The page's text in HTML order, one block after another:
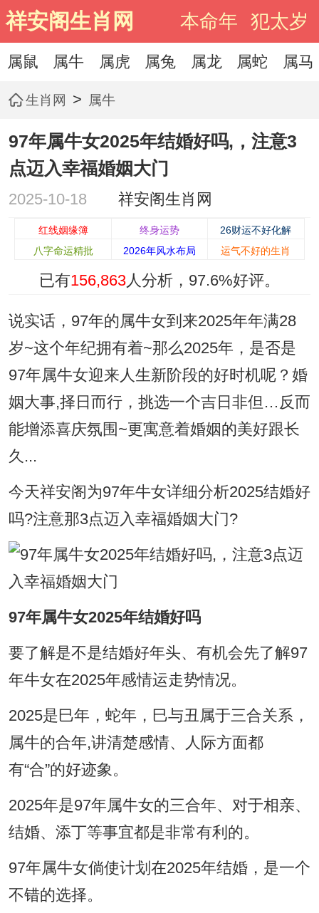
祥安阁生肖网 本命年 犯太岁
属鼠 属牛 属虎 属兔 属龙 属蛇 属马
生肖网 > 属牛
97年属牛女2025年结婚好吗,，注意3
点迈入幸福婚姻大门
2025-10-18 祥安阁生肖网
红线姻缘簿 终身运势
26财运不好化解
八字命运精批
2026年风水布局 运气不好的生肖
已有156,863人分析， 97.6%好评。
说实话，97年的属牛女到来2025年年满28
岁~这个年纪拥有着~那么2025年，是否是
97年属牛女迎来人生新阶段的好时机呢？婚
姻大事,择日而行，挑选一个吉日非但…反而
能增添喜庆氛围~更寓意着婚姻的美好跟长
久...
今天祥安阁为97年牛女详细分析2025结婚好
吗?注意那3点迈入幸福婚姻大门?
97年属牛女2025年结婚好吗
要了解是不是结婚好年头、有机会先了解97
年牛女在2025年感情运走势情况。
2025是巳年，蛇年，巳与丑属于三合关系，
属牛的合年,讲清楚感情、人际方面都
有“合”的好迹象。
2025年是97年属牛女的三合年、对于相亲、
结婚、添丁等事宜都是非常有利的。
97年属牛女倘使计划在2025年结婚，是一个
不错的选择。